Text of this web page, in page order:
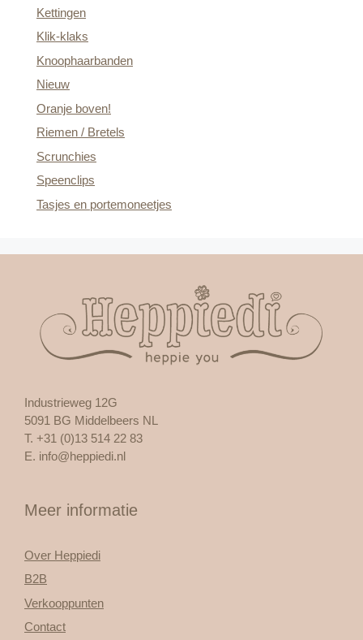
Kettingen
Klik-klaks
Knoophaarbanden
Nieuw
Oranje boven!
Riemen / Bretels
Scrunchies
Speenclips
Tasjes en portemoneetjes
Industrieweg 12G
5091 BG Middelbeers NL
T. +31 (0)13 514 22 83
E. info@heppiedi.nl
Meer informatie
Over Heppiedi
B2B
Verkooppunten
Contact